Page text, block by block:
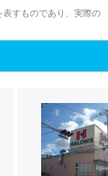
すものであり、実際の